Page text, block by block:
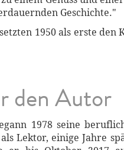
Geschichte."
1950 als erste den
den Autor
1978 seine
Lektor, einige Jahre